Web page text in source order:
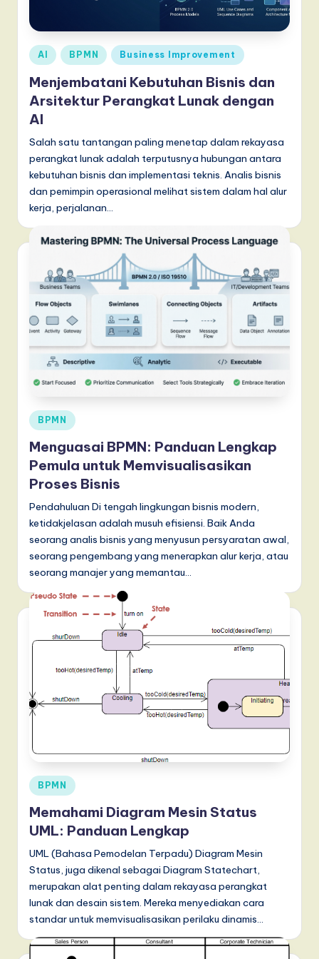
o
n
e
si
a
n
-
L
a
t
s
T
r
e
d
s
in
A
I,
S
o
f
t
w
e
a
n
d
D
g
it
a
l
Posted
in
AI BPMN Business Improvement
Menjembatani Kebutuhan Bisnis dan
Arsitektur Perangkat Lunak dengan
AI
Salah satu tantangan paling menetap dalam rekayasa
perangkat lunak adalah terputusnya hubungan antara
kebutuhan bisnis dan implementasi teknis. Analis bisnis
dan pemimpin operasional melihat sistem dalam hal alur
kerja, perjalanan…
Posted
in
BPMN
Menguasai BPMN: Panduan Lengkap
Pemula untuk Memvisualisasikan
Proses Bisnis
Pendahuluan Di tengah lingkungan bisnis modern,
ketidakjelasan adalah musuh efisiensi. Baik Anda
seorang analis bisnis yang menyusun persyaratan awal,
seorang pengembang yang menerapkan alur kerja, atau
seorang manajer yang memantau…
Posted
in
BPMN
Memahami Diagram Mesin Status
UML: Panduan Lengkap
UML (Bahasa Pemodelan Terpadu) Diagram Mesin
Status, juga dikenal sebagai Diagram Statechart,
merupakan alat penting dalam rekayasa perangkat
lunak dan desain sistem. Mereka menyediakan cara
standar untuk memvisualisasikan perilaku dinamis…